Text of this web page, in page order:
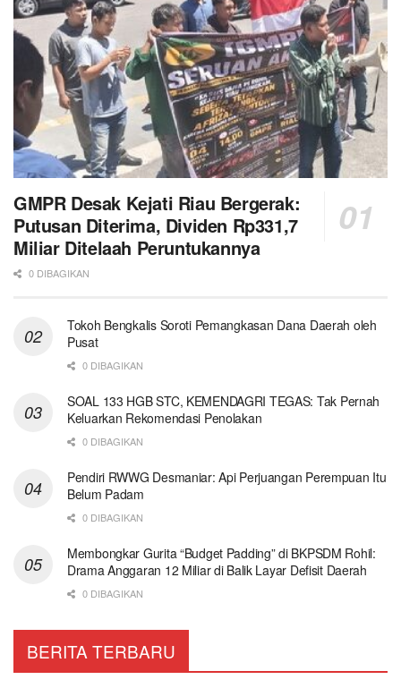
GMPR Desak Kejati Riau Bergerak:
Putusan Diterima, Dividen Rp331,7
Miliar Ditelaah Peruntukannya
0 DIBAGIKAN
Tokoh Bengkalis Soroti Pemangkasan Dana Daerah oleh
Pusat
0 DIBAGIKAN
SOAL 133 HGB STC, KEMENDAGRI TEGAS: Tak Pernah
Keluarkan Rekomendasi Penolakan
0 DIBAGIKAN
Pendiri RWWG Desmaniar: Api Perjuangan Perempuan Itu
Belum Padam
0 DIBAGIKAN
Membongkar Gurita “Budget Padding” di BKPSDM Rohil:
Drama Anggaran 12 Miliar di Balik Layar Defisit Daerah
0 DIBAGIKAN
BERITA TERBARU